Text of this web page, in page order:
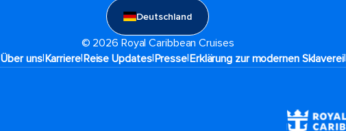
Deutschland
© 2026 Royal Caribbean Cruises
Über uns|Karriere​|Reise Updates​|Presse|Erklärung zur modernen Sklaverei|